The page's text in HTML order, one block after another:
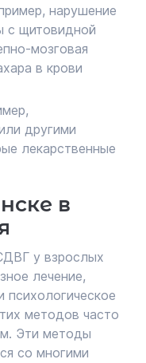
нарушение
с щитовидной
мозговая
в крови
другими
лекарственные
в
у взрослых
лечение,
психологическое
методов часто
Эти методы
со многими